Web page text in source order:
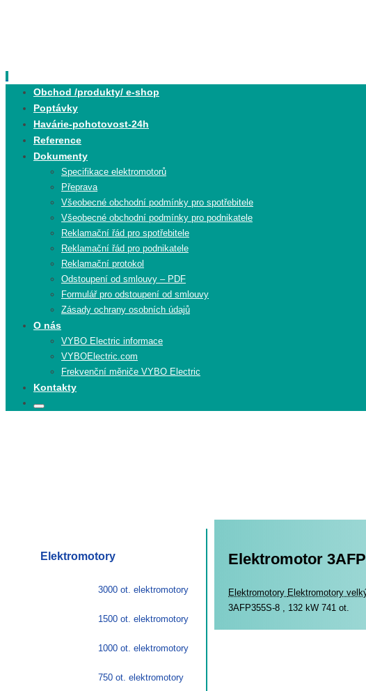
content
Obchod /produkty/ e-shop
Poptávky
Havárie-pohotovost-24h
Reference
Dokumenty
Specifikace elektromotorů
Přeprava
Všeobecné obchodní podmínky pro spotřebitele
Všeobecné obchodní podmínky pro podnikatele
Reklamační řád pro spotřebitele
Reklamační řád pro podnikatele
Reklamační protokol
Odstoupení od smlouvy – PDF
Formulář pro odstoupení od smlouvy
Zásady ochrany osobních údajů
O nás
VYBO Electric informace
VYBOElectric.com
Frekvenční měniče VYBO Electric
Kontakty
Search
Search
Elektromotor
Elektromotory Elektromotory
Elektromotory
3AFP355S-8 , 132 kW 741 ot.
Elektromotory
3000 ot. elektromotory
1500 ot. elektromotory
1000 ot. elektromotory
750 ot. elektromotory